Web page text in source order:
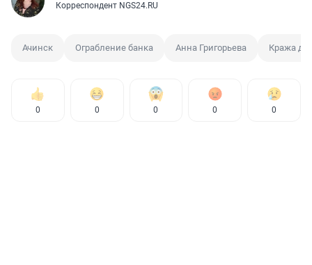
Корреспондент NGS24.RU
Ачинск Ограбление банка Анна Григорьева Кража
0 0 0 0 0